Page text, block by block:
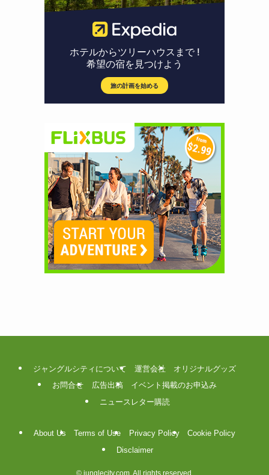
ジャングルシティについて 運営会社
オリジナルグッズ
お問合せ
広告出稿
イベント掲載のお申込み
ニュースレター購読
About Us Terms of Use Privacy Policy
Cookie Policy
Disclaimer
©junglecity.com. All rights reserved.